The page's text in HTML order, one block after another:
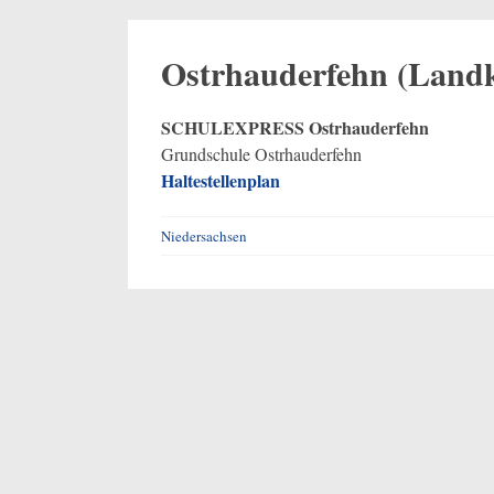
Ostrhauderfehn
SCHULEXPRESS Ostrhauderfehn
Grundschule Ostrhauderfehn
Haltestellenplan
Niedersachsen